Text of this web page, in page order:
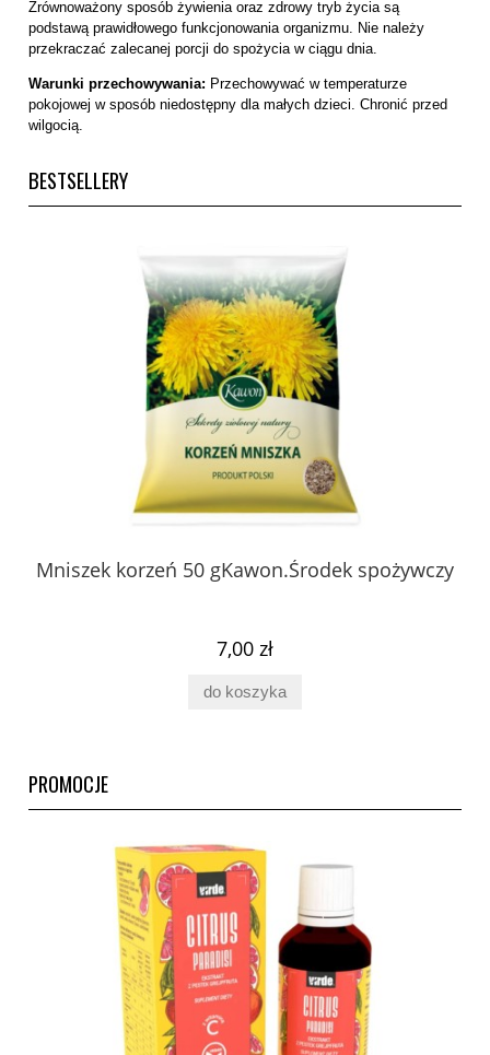
Zrównoważony sposób żywienia oraz zdrowy tryb życia są
podstawą prawidłowego funkcjonowania organizmu. Nie należy
przekraczać zalecanej porcji do spożycia w ciągu dnia.
Warunki przechowywania: Przechowywać w temperaturze
pokojowej w sposób niedostępny dla małych dzieci. Chronić przed
wilgocią.
BESTSELLERY
Mniszek korzeń 50 gKawon.Środek spożywczy
7,00 zł
do koszyka
PROMOCJE